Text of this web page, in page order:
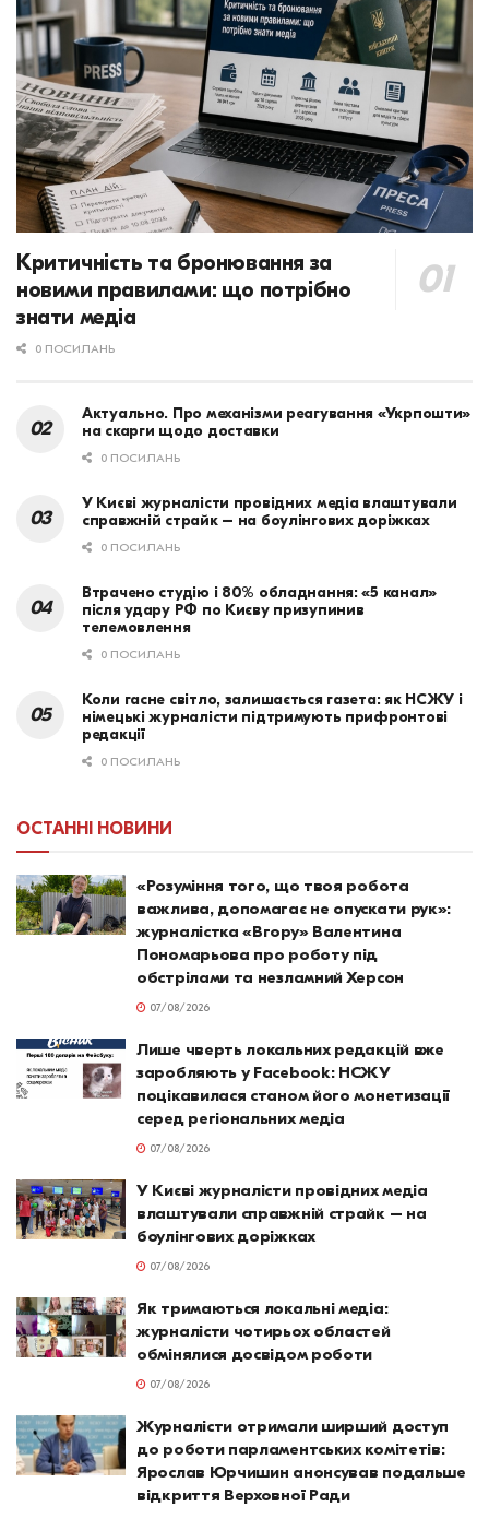
Критичність та бронювання за
новими правилами: що потрібно
знати медіа
0 ПОСИЛАНЬ
Актуально. Про механізми реагування «Укрпошти»
на скарги щодо доставки
0 ПОСИЛАНЬ
У Києві журналісти провідних медіа влаштували
справжній страйк – на боулінгових доріжках
0 ПОСИЛАНЬ
Втрачено студію і 80% обладнання: «5 канал»
після удару РФ по Києву призупинив
телемовлення
0 ПОСИЛАНЬ
Коли гасне світло, залишається газета: як НСЖУ і
німецькі журналісти підтримують прифронтові
редакції
0 ПОСИЛАНЬ
ОСТАННІ НОВИНИ
«Розуміння того, що твоя робота
важлива, допомагає не опускати рук»:
журналістка «Вгору» Валентина
Пономарьова про роботу під
обстрілами та незламний Херсон
07/08/2026
Лише чверть локальних редакцій вже
заробляють у Facebook: НСЖУ
поцікавилася станом його монетизації
серед регіональних медіа
07/08/2026
У Києві журналісти провідних медіа
влаштували справжній страйк – на
боулінгових доріжках
07/08/2026
Як тримаються локальні медіа:
журналісти чотирьох областей
обмінялися досвідом роботи
07/08/2026
Журналісти отримали ширший доступ
до роботи парламентських комітетів:
Ярослав Юрчишин анонсував подальше
відкриття Верховної Ради